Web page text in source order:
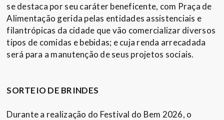
se destaca por seu caráter beneficente, com Praça de
Alimentação gerida pelas entidades assistenciais e
filantrópicas da cidade que vão comercializar diversos
tipos de comidas e bebidas; e cuja renda arrecadada
será para a manutenção de seus projetos sociais.
SORTEIO DE BRINDES
Durante a realização do Festival do Bem 2026, o